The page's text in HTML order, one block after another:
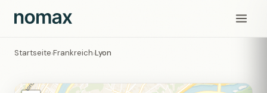
Startseite›Frankreich›Lyon